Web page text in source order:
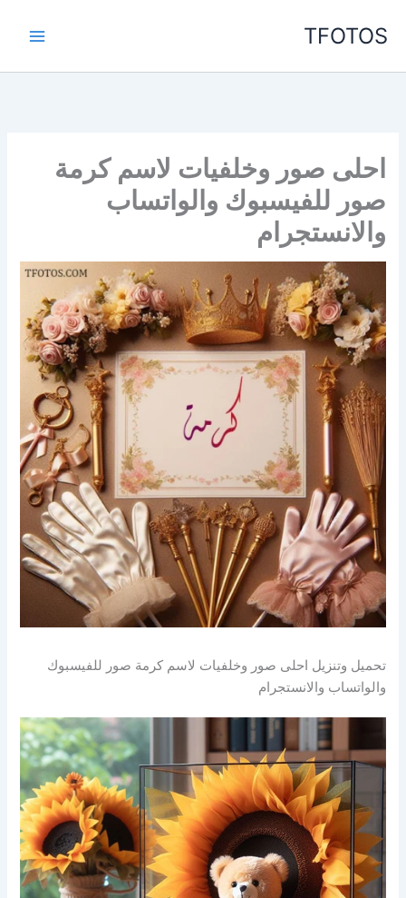
TFOTOS
احلى صور وخلفيات لاسم كرمة
صور للفيسبوك والواتساب
والانستجرام
تحميل وتنزيل احلى صور وخلفيات لاسم كرمة صور للفيسبوك
والواتساب والانستجرام